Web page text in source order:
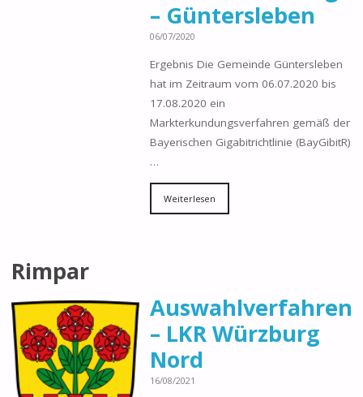
– Güntersleben
06/07/2020
Ergebnis Die Gemeinde Güntersleben
hat im Zeitraum vom 06.07.2020 bis
17.08.2020 ein
Markterkundungsverfahren gemäß der
Bayerischen Gigabitrichtlinie (BayGibitR)
…
Weiterlesen
Rimpar
Auswahlverfahren
– LKR Würzburg
Nord
16/08/2021